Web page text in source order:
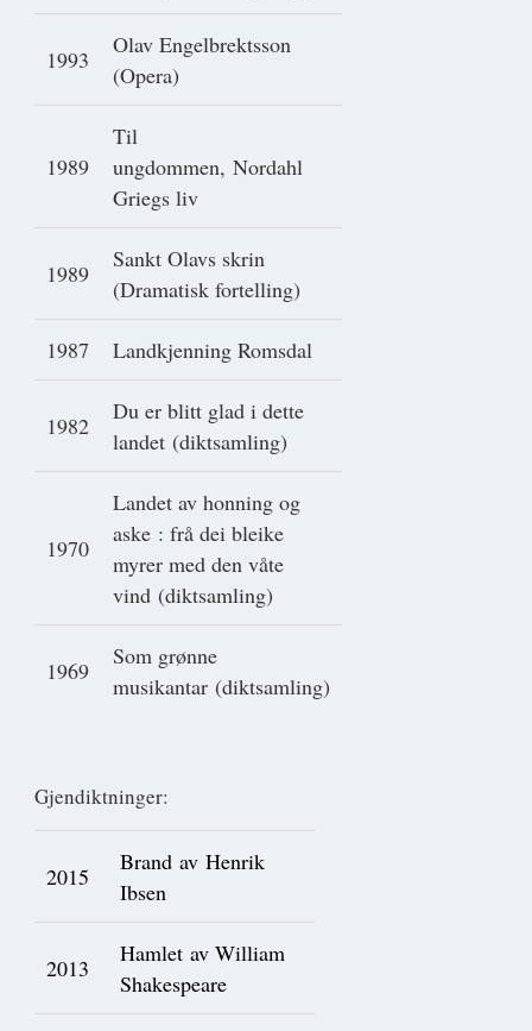
1993
Olav Engelbrektsson
(Opera)
1989
Til
ungdommen, Nordahl
Griegs liv
1989
Sankt Olavs skrin
(Dramatisk fortelling)
1987 Landkjenning Romsdal
1982
Du er blitt glad i dette
landet (diktsamling)
1970
Landet av honning og
aske : frå dei bleike
myrer med den våte
vind (diktsamling)
1969
Som grønne
musikantar (diktsamling)
Gjendiktninger:
2015
Brand av Henrik
Ibsen
2013
Hamlet av William
Shakespeare